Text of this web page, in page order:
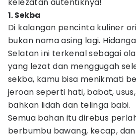
1. Sekba
Di kalangan pencinta kuliner
bukan nama asing lagi.
Selatan ini terkenal sebagai
yang lezat dan menggugah
sekba, kamu bisa menikmati
jeroan seperti hati, babat,
bahkan lidah dan telinga babi.
Semua bahan itu direbus
berbumbu bawang, kecap,